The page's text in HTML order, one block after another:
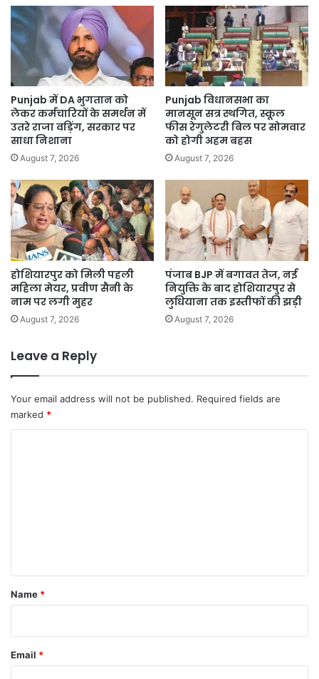
Harchand
Singh
Barsat
Punjab में DA भुगतान को
लेकर कर्मचारियों के समर्थन में
उतरे राजा वड़िंग, सरकार पर
साधा निशाना
August 7, 2026
Punjab विधानसभा का
मानसून सत्र स्थगित, स्कूल
फीस रेगुलेटरी बिल पर सोमवार
को होगी अहम बहस
August 7, 2026
होशियारपुर को मिली पहली
महिला मेयर, प्रवीण सैनी के
नाम पर लगी मुहर
August 7, 2026
पंजाब BJP में बगावत तेज, नई
नियुक्ति के बाद होशियारपुर से
लुधियाना तक इस्तीफों की झड़ी
August 7, 2026
Leave a Reply
Your email address will not be published. Required fields are
marked *
*
Name *
Email *